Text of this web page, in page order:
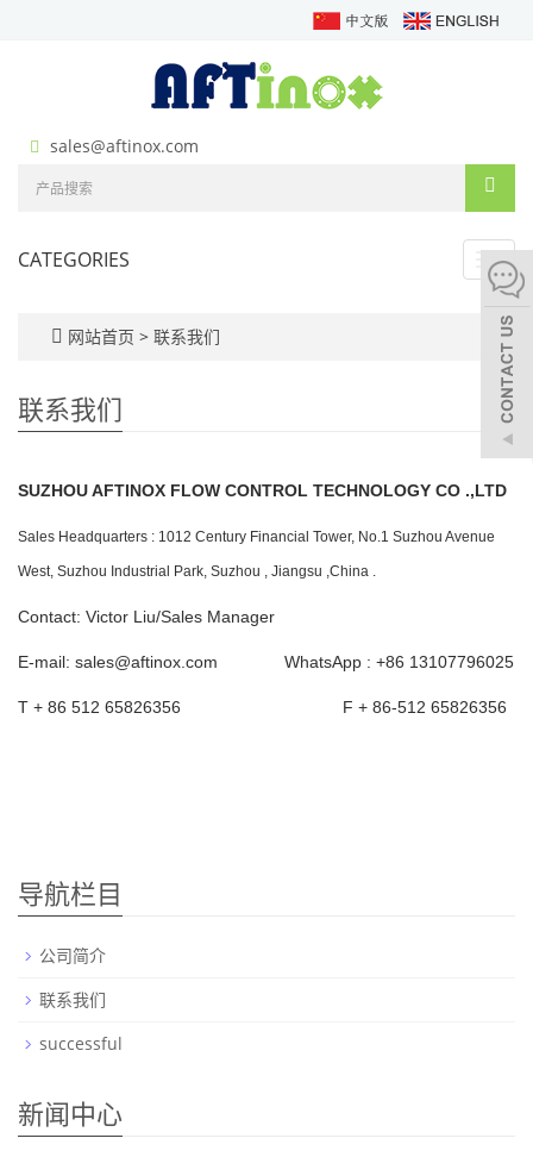
sales@aftinox.com
CATEGORIES
网站首页 > 联系我们
联系我们
SUZHOU AFTINOX FLOW CONTROL TECHNOLOGY CO .,LTD
Sales Headquarters : 1012 Century Financial Tower, No.1 Suzhou Avenue
West, Suzhou Industrial Park, Suzhou , Jiangsu ,China .
Contact: Victor Liu/Sales Manager
E-mail: sales@aftinox.com WhatsApp : +86 13107796025
T + 86 512 65826356 F + 86-512 65826356
导航栏目
公司简介
联系我们
successful
新闻中心